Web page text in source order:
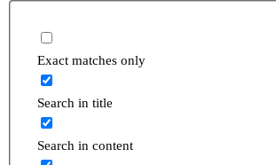
Exact matches only
Search in title
Search in content